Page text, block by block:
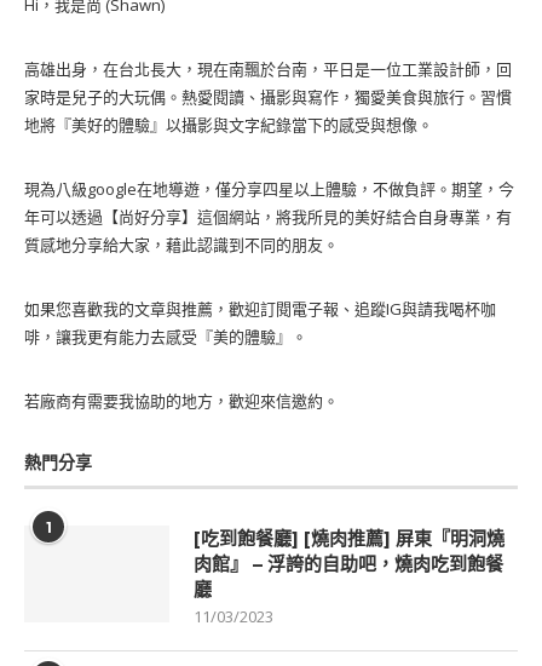
Hi，我是尚 (Shawn)
高雄出身，在台北長大，現在南飄於台南，平日是一位工業設計師，回
家時是兒子的大玩偶。熱愛閱讀、攝影與寫作，獨愛美食與旅行。習慣
地將『美好的體驗』以攝影與文字紀錄當下的感受與想像。
現為八級google在地導遊，僅分享四星以上體驗，不做負評。期望，今
年可以透過【尚好分享】這個網站，將我所見的美好結合自身專業，有
質感地分享給大家，藉此認識到不同的朋友。
如果您喜歡我的文章與推薦，歡迎訂閱電子報、追蹤IG與請我喝杯咖
啡，讓我更有能力去感受『美的體驗』。
若廠商有需要我協助的地方，歡迎來信邀約。
熱門分享
1
[吃到飽餐廳] [燒肉推薦] 屏東『明洞燒
肉館』 – 浮誇的自助吧，燒肉吃到飽餐
廳
11/03/2023